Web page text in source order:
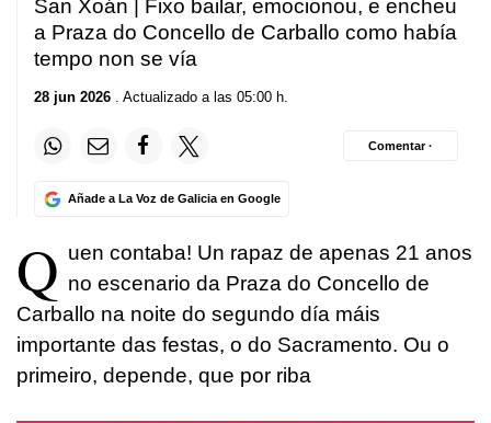
San Xoán | Fixo bailar, emocionou, e encheu
a Praza do Concello de Carballo como había
tempo non se vía
28 jun 2026 . Actualizado a las 05:00 h.
Añade a La Voz de Galicia en Google
Comentar ·
Q uen contaba! Un rapaz de apenas 21 anos
no escenario da Praza do Concello de
Carballo na noite do segundo día máis
importante das festas, o do Sacramento. Ou o
primeiro, depende, que por riba